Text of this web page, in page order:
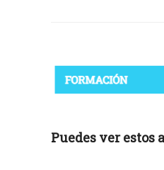
Puedes ver estos